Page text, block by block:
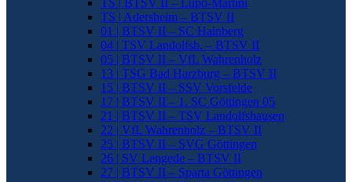
TS | BTSV II – Lupo-Martini
TS | Adersheim – BTSV II
01 | BTSV II – SC Hainberg
04 | TSV Landolfsh. – BTSV II
05 | BTSV II – VfL Wahrenholz
13 | TSG Bad Harzburg – BTSV II
15 | BTSV II – SSV Vorsfelde
17 | BTSV II – 1. SC Göttingen 05
21 | BTSV II – TSV Landolfshausen
22 | VfL Wahrenholz – BTSV II
25 | BTSV II – SVG Göttingen
26 | SV Lengede – BTSV II
27 | BTSV II – Sparta Göttingen